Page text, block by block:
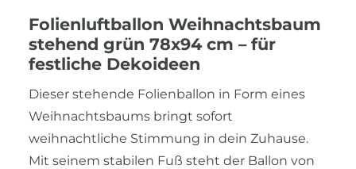
Folienluftballon Weihnachtsbaum
stehend grün 78x94 cm – für
festliche Dekoideen
Dieser stehende Folienballon in Form eines
Weihnachtsbaums bringt sofort
weihnachtliche Stimmung in dein Zuhause.
Mit seinem stabilen Fuß steht der Ballon von